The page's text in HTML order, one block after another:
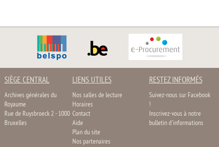
SIÈGE CENTRAL
Archives générales du
Royaume
Rue de Ruysbroeck 2 - 1000
Bruxelles
LIENS UTILES
Nos salles de lecture
Horaires
Contact
Aide
Plan du site
Nos partenaires
RESTEZ INFORMÉS
Suivez-nous sur Facebook
!
Inscrivez-vous à notre
bulletin d'informations